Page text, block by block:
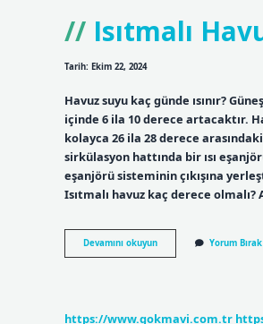
Isıtmalı
Tarih: Ekim 22, 2024
Havuz suyu kaç günde ısınır?
içinde 6 ila 10 derece artacaktır.
kolayca 26 ila 28 derece
sirkülasyon hattında bir ısı
eşanjörü sisteminin çıkışına
Isıtmalı havuz kaç derece olmalı?
Devamını okuyunIsıtmalı
Havuz
Yorum Bırak
https://www.gokmavi.com.tr